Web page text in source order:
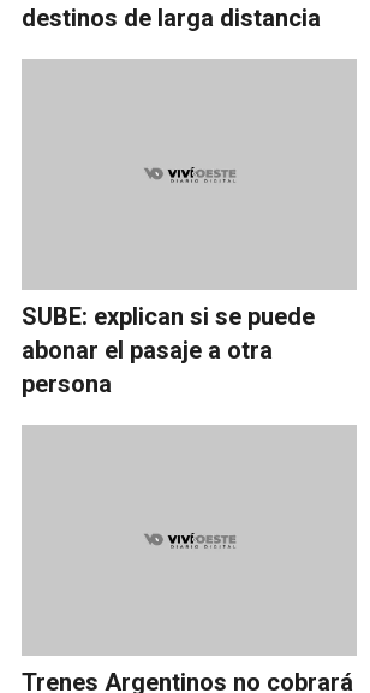
destinos de larga distancia
SUBE: explican si se puede
abonar el pasaje a otra
persona
Trenes Argentinos no cobrará